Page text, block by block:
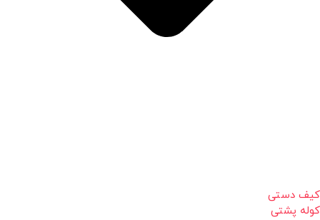
کیف دستی
کوله پشتی